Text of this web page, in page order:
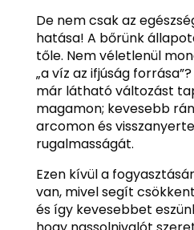
De nem csak az
hatása! A bőrünk
tőle. Nem véletlenül
„a víz az ifjúság
már látható változást
magamon; kevesebb
arcomon és
rugalmasságát.
Ezen kívül a
van, mivel segít
és így kevesebbet